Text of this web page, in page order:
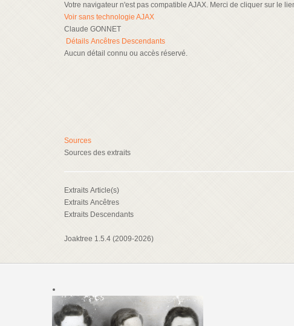
Votre navigateur n'est pas compatible AJAX. Merci de cliquer sur le
Voir sans technologie AJAX
Claude GONNET
Détails Ancêtres Descendants
Aucun détail connu ou accès réservé.
Sources
Sources des extraits
Extraits Article(s)
Extraits Ancêtres
Extraits Descendants
Joaktree 1.5.4 (2009-2026)